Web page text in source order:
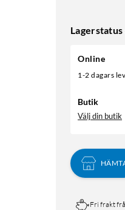
Online
1-2 dagars
Butik
Välj din butik
Fri frakt